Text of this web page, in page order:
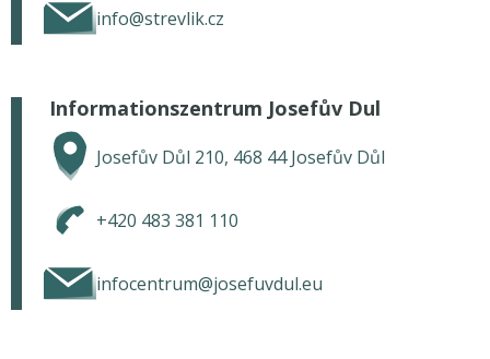
info@strevlik.cz
Informationszentrum Josefův Dul
Josefův Důl 210, 468 44 Josefův Důl
+420 483 381 110
infocentrum@josefuvdul.eu